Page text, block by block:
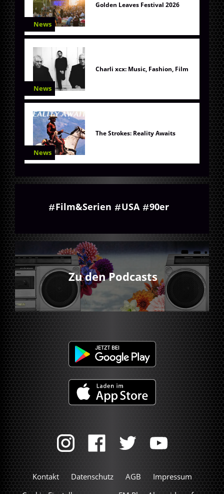
News
Golden Leaves Festival 2026
News
Charli xcx: Music, Fashion, Film
News
The Strokes: Reality Awaits
Film&Serien USA 90er
Zu den Podcasts
Kontakt Datenschutz AGB
Impressum